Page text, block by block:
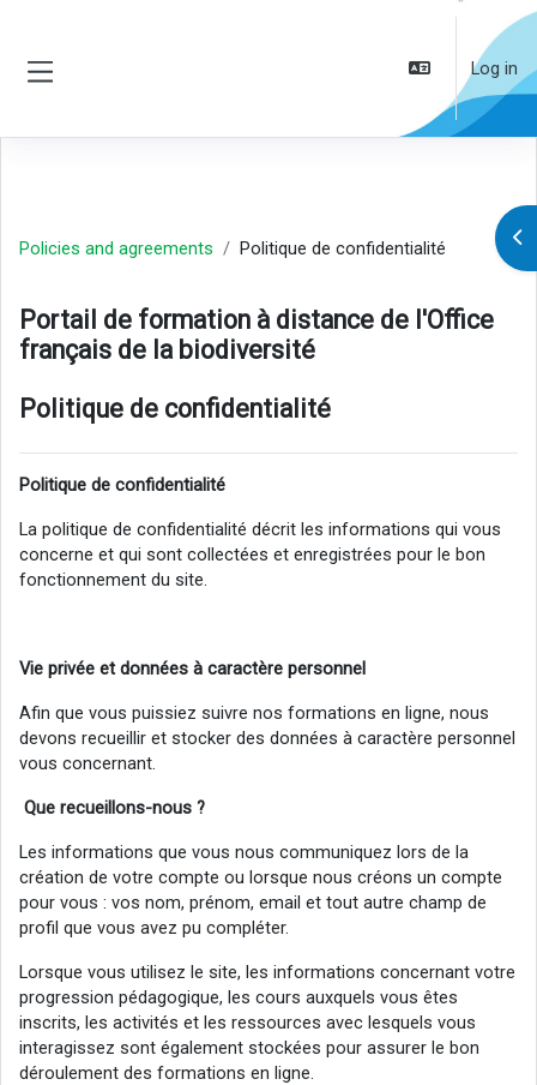
Log in
Policies and agreements Politique de confidentialité
Portail de formation à distance de l'Office
français de la biodiversité
Politique de confidentialité
Politique de confidentialité
La politique de confidentialité décrit les informations qui vous
concerne et qui sont collectées et enregistrées pour le bon
fonctionnement du site.
Vie privée et données à caractère personnel
Afin que vous puissiez suivre nos formations en ligne, nous
devons recueillir et stocker des données à caractère personnel
vous concernant.
Que recueillons-nous ?
Les informations que vous nous communiquez lors de la
création de votre compte ou lorsque nous créons un compte
pour vous : vos nom, prénom, email et tout autre champ de
profil que vous avez pu compléter.
Lorsque vous utilisez le site, les informations concernant votre
progression pédagogique, les cours auxquels vous êtes
inscrits, les activités et les ressources avec lesquels vous
interagissez sont également stockées pour assurer le bon
déroulement des formations en ligne.